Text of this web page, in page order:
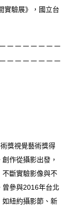
實驗展》，國立台
－－－－－－－
－－－－－－－
獎視覺藝術獎得
作從攝影出發，
不斷實驗影像與不
曾參與2016年台北
如紐約攝影節、新